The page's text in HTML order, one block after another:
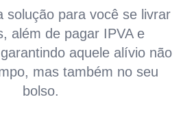
solução para você se livrar
além de pagar IPVA e
aquele alívio não
mas também no seu
bolso.